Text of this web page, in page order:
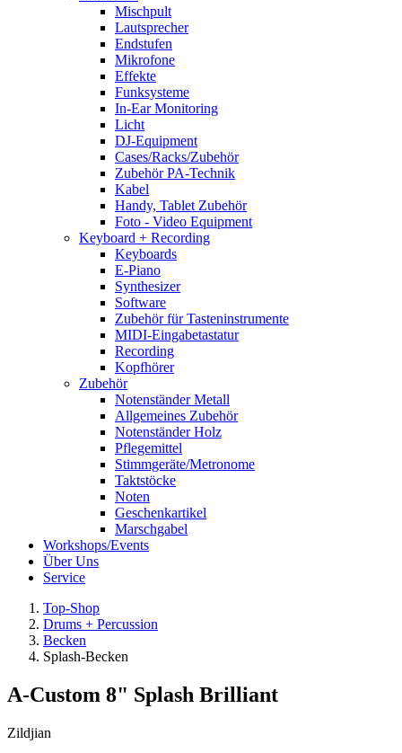
Mischpult
Lautsprecher
Endstufen
Mikrofone
Effekte
Funksysteme
In-Ear Monitoring
Licht
DJ-Equipment
Cases/Racks/Zubehör
Zubehör PA-Technik
Kabel
Handy, Tablet Zubehör
Foto - Video Equipment
Keyboard + Recording
Keyboards
E-Piano
Synthesizer
Software
Zubehör für Tasteninstrumente
MIDI-Eingabetastatur
Recording
Kopfhörer
Zubehör
Notenständer Metall
Allgemeines Zubehör
Notenständer Holz
Pflegemittel
Stimmgeräte/Metronome
Taktstöcke
Noten
Geschenkartikel
Marschgabel
Workshops/Events
Über Uns
Service
Top-Shop
Drums + Percussion
Becken
Splash-Becken
A-Custom 8" Splash Brilliant
Zildjian